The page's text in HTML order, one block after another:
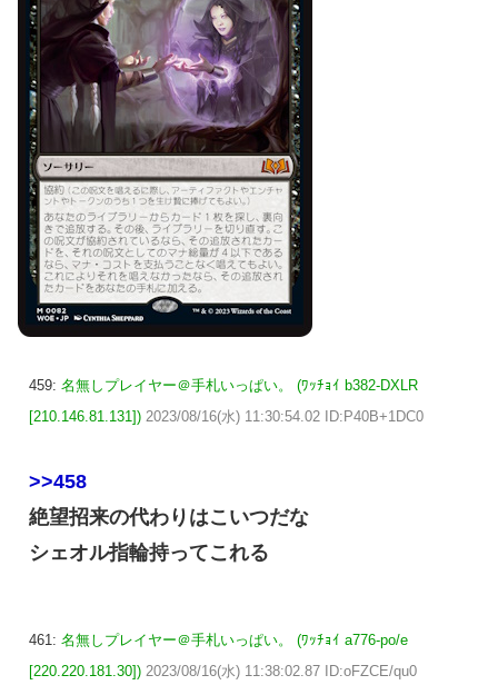
459: 名無しプレイヤー＠手札いっぱい。 (ﾜｯﾁｮｲ b382-DXLR
[210.146.81.131]) 2023/08/16(水) 11:30:54.02 ID:P40B+1DC0
>>458
絶望招来の代わりはこいつだな
シェオル指輪持ってこれる
461: 名無しプレイヤー＠手札いっぱい。 (ﾜｯﾁｮｲ a776-po/e
[220.220.181.30]) 2023/08/16(水) 11:38:02.87 ID:oFZCE/qu0